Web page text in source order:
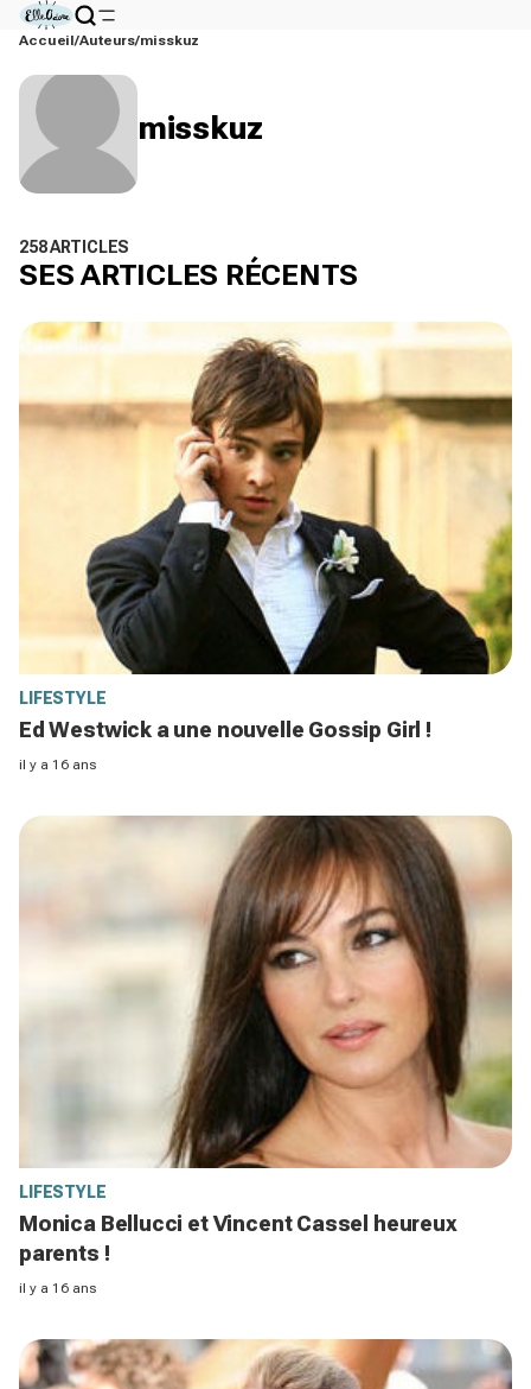
Accueil Auteurs misskuz
misskuz
258 ARTICLES
SES ARTICLES RÉCENTS
LIFESTYLE
Ed Westwick a une nouvelle Gossip Girl !
il y a 16 ans
LIFESTYLE
Monica Bellucci et Vincent Cassel heureux
parents !
il y a 16 ans